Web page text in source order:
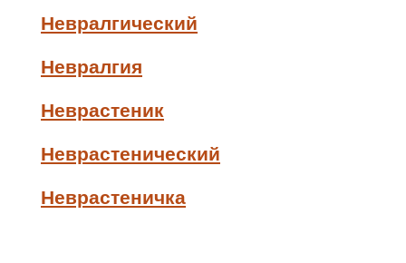
Невралгический
Невралгия
Неврастеник
Неврастенический
Неврастеничка